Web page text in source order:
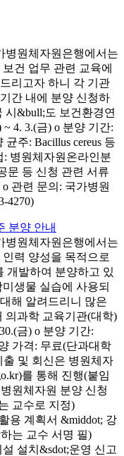
병원체자원은행에서는
건 업무 관련 교육에
리고자 하니 각 기관
간 내에 분양 신청하
시&bull;도 보건환경연
~ 4. 3.(금) o 분양 기간:
균주: Bacillus cereus 등
: 병원체자원온라인분
문 등 신청 관련 서류
관련 문의: 국가병원
4270)
분양 안내
병원체자원은행에서는
력 양성을 목적으로
개발하여 분양하고 있
생물 실습에 사용되
해 알려드리니 많은
의과학 교육기관(대학)
금) o 분양 기간:
가격: 무료(단과대학
출 및 회신은 병원체자
를 통해 진행(붙임
원체자원 분양 신청
교수로 지정)
용 계획서 &middot; 강
는 교수 서명 필)
설치&sdot;운영 신고